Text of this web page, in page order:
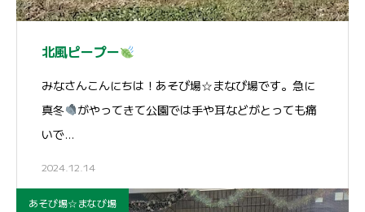
北風ピープー
みなさんこんにちは！あそび場☆まなび場です。急に
真冬
がやってきて公園では手や耳などがとっても痛
いで…
2024.12.14
あそび場☆まなび場